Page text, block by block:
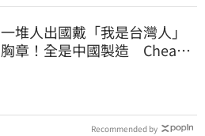
一堆人出國戴「我是台灣人」
胸章！全是中國製造 Cheap
Recommended by